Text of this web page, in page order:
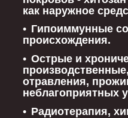
как наружное
Гипоиммунные
происхождения.
Острые и
отравления,
неблагоприятных
Радиотерапия,